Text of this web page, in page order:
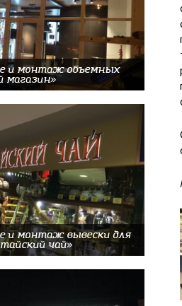
и монтаж объемных
магазин»
и монтаж вывески для
чай»